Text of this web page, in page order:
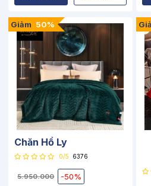
Giảm 50%
Chăn Hồ Ly
0/5 6376
5.950.000 -50%